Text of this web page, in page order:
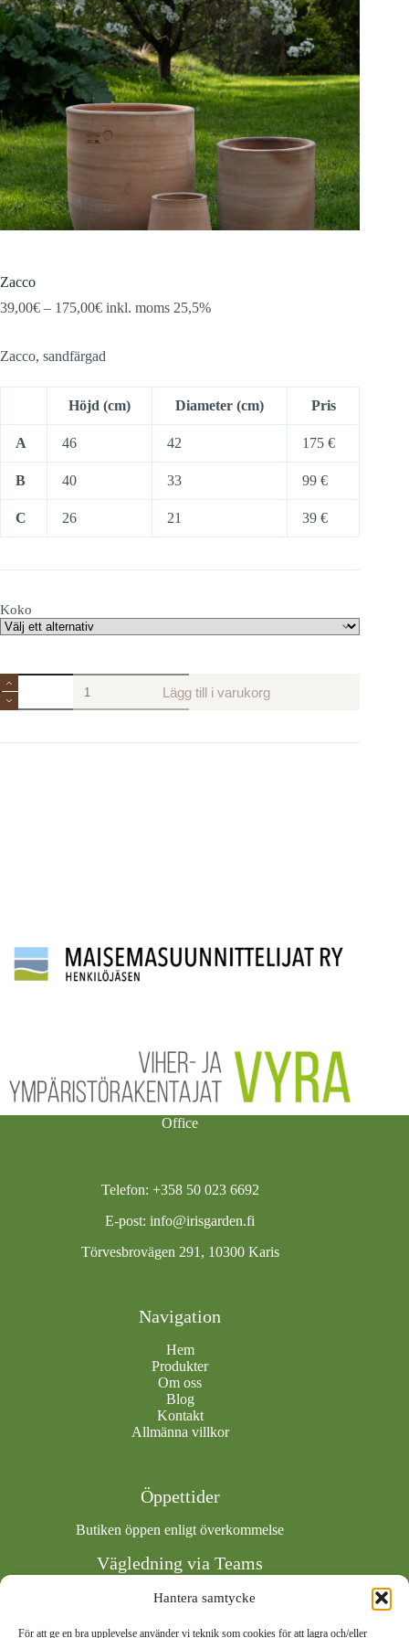
Hantera samtycke
För att ge en bra upplevelse använder vi teknik som cookies för att lagra och/eller
Zacco
39,00€ – 175,00€Prisintervall:
175,00€
inkl. moms 25,5%
Zacco, sandfärgad
Höjd (cm) Diameter (cm) Pris
A 46 42 175 €
B 40 33 99 €
C 26 21 39 €
Koko
Zacco
mängd
Lägg till i varukorg
Office
Telefon: +358 50 023 6692
E-post:info@irisgarden.fi
Törvesbrovägen 291, 10300 Karis
Navigation
Hem
Produkter
Om oss
Blog
Kontakt
Allmänna villkor
Öppettider
Butiken öppen enligt överkommelse
Vägledning via Teams
Boka tid via Calendly